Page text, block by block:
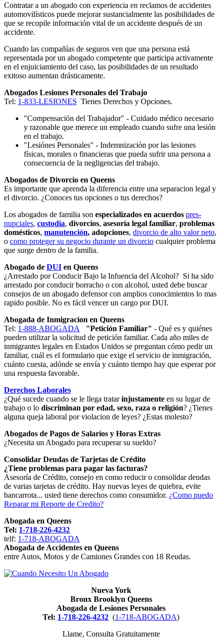
Contratar a un abogado con experiencia en reclamos de accidentes
automovilísticos puede mejorar sustancialmente las posibilidades de
que se recopile información vital de un accidente después de un
accidente.
Cuando las compañías de seguros ven que una persona está
representada por un abogado competente que participa activamente
en el enjuiciamiento del caso, las posibilidades de un resultado
exitoso aumentan drásticamente.
Abogados Lesiones Personales del Trabajo
Tel: 1-833-LESIONES Tienes Derechos y Opciones.
"Compensación del Trabajador" - Cuidado médico necesario
y razonable que merece un empleado cuando sufre una lesión
en el trabajo.
"Lesiónes Personales" - Indemnización por las lesiones
físicas, morales o financieras que pueda sufrir una persona a
consecuencia de la negligencias del trabajo.
Abogados de Divorcio en Queens
Es importante que aprenda la diferencia entre una separacion legal y
el divorcio. ¿Conoces tus opciones o tus derechos?
Los abogados de familia son especializados en acuerdos pres-
nupciales, custodia, divorcios, asesoría legal familiar, problemas
domésticos, manutención, adopciones, divorcio de alto valor neto,
o como proteger su negocio durante un divorcio cualquier problema
que surge dentro de la familia.
Abogado de DUI en Queens
¿Arrestado por Conducir Bajo la Infuencia del Alcohol? Si ha sido
arrestado por conducir borracho o con alcohol, usted debe buscar
consejos de un abogado defensor con amplios conocimientos lo mas
rapido posible. No es fácil vencer un cargo por DUI.
Abogada de Inmigracion en Queens
Tel: 1-888-ABOGADA "Petición Familiar" - Qué es y quiénes
pueden utilizar la solicitud de petición familiar. Cada año miles de
inmigrantes legales en Estados Unidos se preguntan cómo pedir un
familiar, cuál es el formulario que exige el servicio de inmigración,
cuánto cuesta, adónde se envía y cuánto tiempo hay que esperar por
una respuesta favorable.
Derechos Laborales
¿Qué sucede cuando se le llega tratarinjustamente en su lugar de
trabajo o lo discriminan por edad, sexo, raza o religión? ¿Tienes
alguna queja laboral por violacion de leyes? ¿Estas molesto?
Abogados de Pagos de Salarios y Horas Extras
¿Necesita un Abogado para recuperar su sueldo?
Consolidar Deudas de Tarjetas de Crédito
¿Tiene problemas para pagar las facturas?
Asesoría de Crédito, consejo en como reducir o consolidar deudas
de varias tarjetas de crédito. Hay nuevas leyes de quiebra, evite
bancarrota... usted tiene derechos como consumidor. ¿Como puedo
Reparar mi Reporte de Credito?
Abogada en Queens
Tel: 1-718-226-4232
telf: 1-718-ABOGADA
Abogada de Accidentes en Queens
entre Autos, Motos y de Camiones Grandes con 18 Reudas.
Nueva York
Bronx Brooklyn Queens
Abogada de Lesiones Personales
Tel: 1-718-226-4232 (1-718-ABOGADA)
Llame, Consulta Gratuitamente